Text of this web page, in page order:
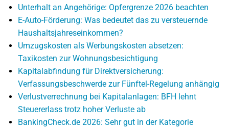
Unterhalt an Angehörige: Opfergrenze 2026 beachten
E-Auto-Förderung: Was bedeutet das zu versteuernde
Haushaltsjahreseinkommen?
Umzugskosten als Werbungskosten absetzen:
Taxikosten zur Wohnungsbesichtigung
Kapitalabfindung für Direktversicherung:
Verfassungsbeschwerde zur Fünftel-Regelung anhängig
Verlustverrechnung bei Kapitalanlagen: BFH lehnt
Steuererlass trotz hoher Verluste ab
BankingCheck.de 2026: Sehr gut in der Kategorie